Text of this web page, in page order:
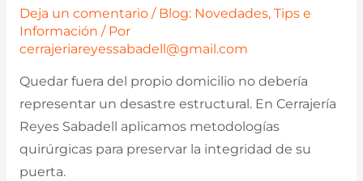
Deja un comentario / Blog: Novedades, Tips e
Información / Por
cerrajeriareyessabadell@gmail.com
Quedar fuera del propio domicilio no debería
representar un desastre estructural. En Cerrajería
Reyes Sabadell aplicamos metodologías
quirúrgicas para preservar la integridad de su
puerta.